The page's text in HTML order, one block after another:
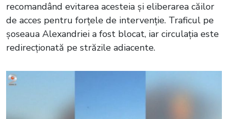
recomandând evitarea acesteia și eliberarea căilor
de acces pentru forțele de intervenție. Traficul pe
șoseaua Alexandriei a fost blocat, iar circulația este
redirecționată pe străzile adiacente.